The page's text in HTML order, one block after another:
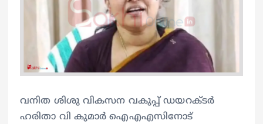
വനിത ശിശു വികസന വകുപ്പ് ഡയറക്ടര്‍
ഹരിതാ വി കുമാര്‍ ഐഎഎസിനോട്